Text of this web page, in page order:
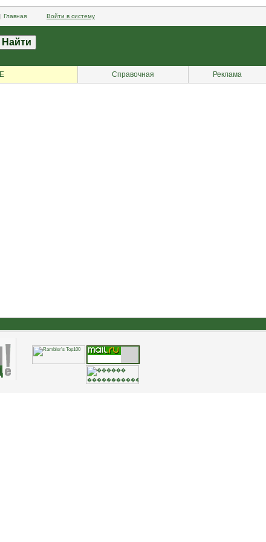
| Главная Войти в систему
Справочная Реклама